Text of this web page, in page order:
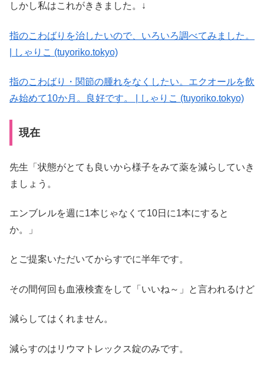
しかし私はこれがききました。↓
指のこわばりを治したいので、いろいろ調べてみました。
| しゃりこ (tuyoriko.tokyo)
指のこわばり・関節の腫れをなくしたい。エクオールを飲
み始めて10か月。良好です。 | しゃりこ (tuyoriko.tokyo)
現在
先生「状態がとても良いから様子をみて薬を減らしていき
ましょう。
エンブレルを週に1本じゃなくて10日に1本にすると
か。」
とご提案いただいてからすでに半年です。
その間何回も血液検査をして「いいね～」と言われるけど
減らしてはくれません。
減らすのはリウマトレックス錠のみです。